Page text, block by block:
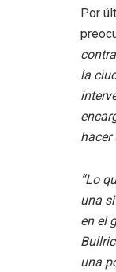
Por
la
hacer
“Lo
una
en el
una